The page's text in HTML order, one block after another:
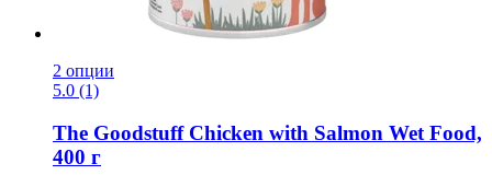
2 опции
5.0 (1)
The GoodstuffChicken with Salmon Wet Food,
400 г